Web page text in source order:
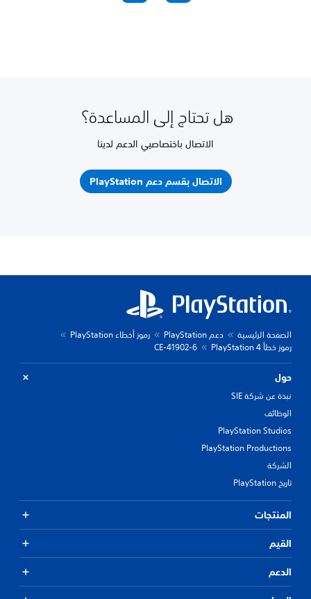
هل تحتاج إلى المساعدة؟
الاتصال باختصاصيي الدعم لدينا
الاتصال بقسم دعم PlayStation
الصفحة الرئيسية دعم PlayStation
رموز أخطاء PlayStation
رموز خطأ PlayStation 4
CE-41902-6
حول
نبذة عن شركة SIE
الوظائف
PlayStation Studios
PlayStation Productions
الشركة
تاريخ PlayStation
المنتجات
القيم
الدعم